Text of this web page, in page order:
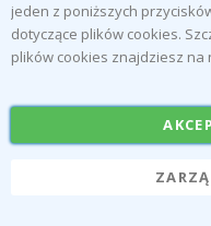
jeden z poniższych
dotyczące plików cookies.
plików cookies znajdziesz na